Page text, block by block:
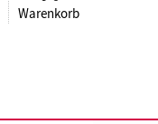
Warenkorb